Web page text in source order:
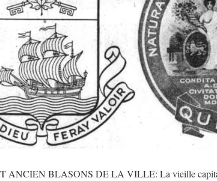
ANCIEN BLASONS DE LA VILLE: La vieille